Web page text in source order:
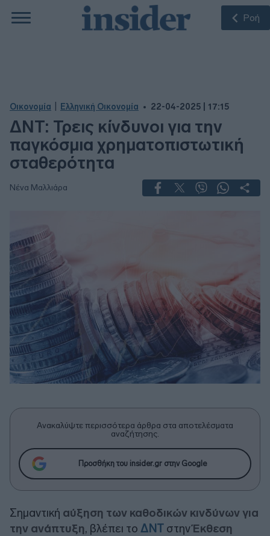
Ροή
Οικονομία Ελληνική Οικονομία 22-04-2025 | 17:15
ΔΝΤ: Τρεις κίνδυνοι για την
παγκόσμια χρηματοπιστωτική
σταθερότητα
Νένα Μαλλιάρα
Ανακαλύψτε περισσότερα άρθρα στα αποτελέσματα
αναζήτησης.
Προσθήκη του insider.gr στην Google
Σημαντική αύξηση των καθοδικών κινδύνων για
την ανάπτυξη, βλέπει το ΔΝΤ στηνΈκθεση